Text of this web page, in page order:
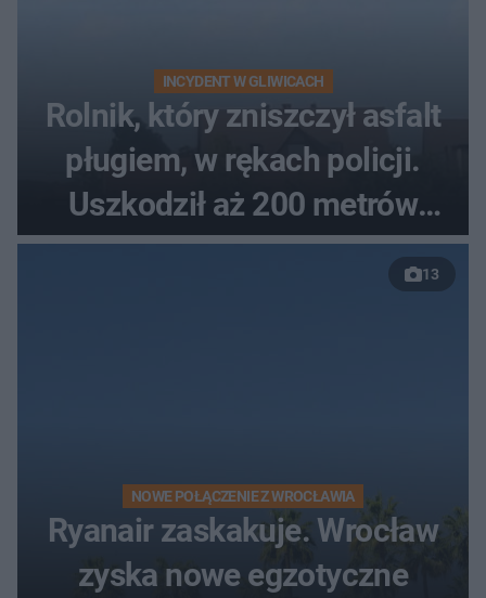
INCYDENT W GLIWICACH
Rolnik, który zniszczył asfalt
pługiem, w rękach policji.
Uszkodził aż 200 metrów
nowej drogi
13
NOWE POŁĄCZENIE Z WROCŁAWIA
Ryanair zaskakuje. Wrocław
zyska nowe egzotyczne